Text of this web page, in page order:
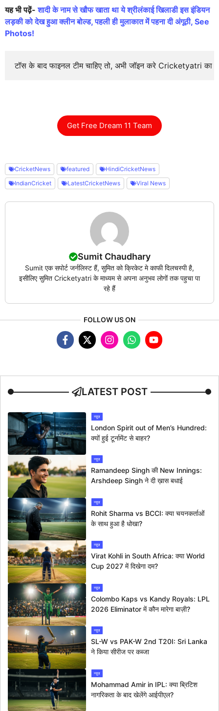
यह भी पढ़ें-शादी के नाम से खौफ खाता था ये श्रीलंकाई खिलाडी इस इंडियन
लड़की को देख हुआ क्लीन बोल्ड, पहली ही मुलाकात में पहना दी अंगूठी, See
Photos!
टॉस के बाद फाइनल टीम चाहिए तो, अभी जॉइन करे Cricketyatri
Get Free Dream 11 Team
CricketNews featured
HindiCricketNews
IndianCricket
LatestCricketNews Viral News
Sumit Chaudhary
Sumit एक सपोर्ट जर्नलिस्ट हैं, सुमित को क्रिकेट मे काफी दिलचस्पी है,
इसीलिए सुमित Cricketyatri के माध्यम से अपना अनुभव लोगों तक पहुचा पा
रहे हैं
FOLLOW US ON
LATEST POST
न्यूज
London Spirit out of Men’s Hundred:
क्यों हुई टूर्नामेंट से बाहर?
न्यूज
Ramandeep Singh की New Innings:
Arshdeep Singh ने दी ख़ास बधाई
न्यूज
Rohit Sharma vs BCCI: क्या चयनकर्ताओं
के साथ हुआ है धोखा?
न्यूज
Virat Kohli in South Africa: क्या World
Cup 2027 में दिखेगा दम?
न्यूज
Colombo Kaps vs Kandy Royals: LPL
2026 Eliminator में कौन मारेगा बाज़ी?
न्यूज
SL-W vs PAK-W 2nd T20I: Sri Lanka
ने किया सीरीज पर कब्जा
न्यूज
Mohammad Amir in IPL: क्या ब्रिटिश
नागरिकता के बाद खेलेंगे आईपीएल?